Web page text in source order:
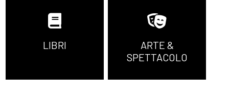
LIBRI
ARTE &
SPETTACOLO